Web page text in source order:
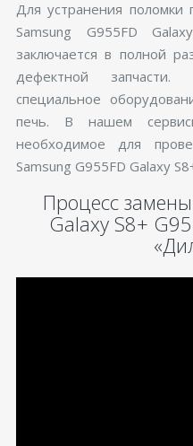
Для устранения поломки
Samsung G955FD
заключается в полной
дефектной
специальное
печь. В нашем
необходимое для
Samsung G955FD Galaxy
Процесс
Galaxy S8+